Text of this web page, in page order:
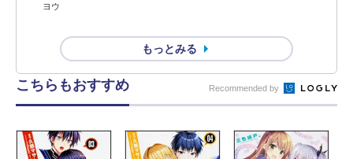
ヨウ
もっとみる
こちらもおすすめ Recommended by